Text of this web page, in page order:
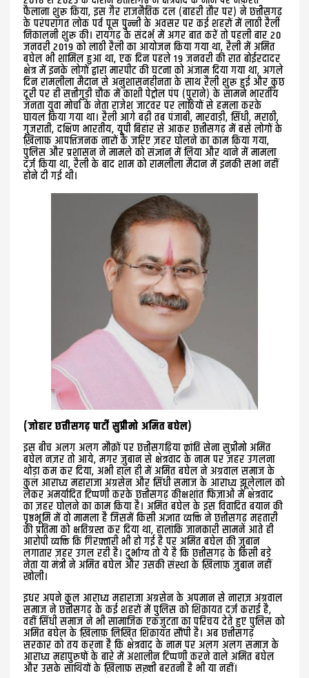
फैलाना शुरू किया, इस ग़ैर राजनैतिक दल (बाहरी तौर पर) ने छत्तीसगढ़
के परंपरागत लोक पर्व पूस पुन्नी के अवसर पर कई शहरों में लाठी रैली
निकालनी शुरू की। रायगढ़ के संदर्भ में अगर बात करें तो पहली बार 20
जनवरी 2019 को लाठी रैली का आयोजन किया गया था, रैली में अमित
बघेल भी शामिल हुआ था, एक दिन पहले 19 जनवरी की रात बोईरदादर
क्षेत्र में इनके लोगों द्वारा मारपीट की घटना को अंजाम दिया गया था, अगले
दिन रामलीला मैदान से अनुशासनहीनता के साथ रैली शुरू हुई और कुछ
दूरी पर ही सत्तीगुड़ी चौक में काशी पेट्रोल पंप (पुराने) के सामने भारतीय
जनता युवा मोर्चा के नेता राजेश जाटवर पर लाठियों से हमला करके
घायल किया गया था। रैली आगे बढ़ी तब पंजाबी, मारवाड़ी, सिंधी, मराठी,
गुजराती, दक्षिण भारतीय, यूपी बिहार से आकर छत्तीसगढ़ में बसे लोगों के
ख़िलाफ़ आपत्तिजनक नारों के जरिए ज़हर घोलने का काम किया गया,
पुलिस और प्रशासन ने मामले को संज्ञान में लिया और थाने में मामला
दर्ज़ किया था, रैली के बाद शाम को रामलीला मैदान में इनकी सभा नहीं
होने दी गई थी।
(जोहार छत्तीसगढ़ पार्टी सुप्रीमो अमित बघेल)
इस बीच अलग अलग मौक़ों पर छत्तीसगढ़िया क्रांति सेना सुप्रीमो अमित
बघेल नज़र तो आये, मगर ज़ुबान से क्षेत्रवाद के नाम पर ज़हर उगलना
थोड़ा कम कर दिया, अभी हाल ही में अमित बघेल ने अग्रवाल समाज के
कुल आराध्य महाराजा अग्रसेन और सिंधी समाज के आराध्य झूलेलाल को
लेकर अमर्यादित टिप्पणी करके छत्तीसगढ़ कीक्षशांत फिज़ाओं में क्षेत्रवाद
का ज़हर घोलने का काम किया है। अमित बघेल के इस विवादित बयान की
पृष्ठभूमि में वो मामला है जिसमें किसी अज्ञात व्यक्ति ने छत्तीसगढ़ महतारी
की प्रतिमा को क्षतिग्रस्त कर दिया था, हालांकि जानकारी सामने आते ही
आरोपी व्यक्ति कि गिरफ़्तारी भी हो गई है पर अमित बघेल की ज़ुबान
लगातार ज़हर उगल रही है। दुर्भाग्य तो ये है कि छत्तीसगढ़ के किसी बड़े
नेता या मंत्री ने अमित बघेल और उसकी संस्था के ख़िलाफ़ ज़ुबान नहीं
खोली।
इधर अपने कुल आराध्य महाराजा अग्रसेन के अपमान से नाराज़ अग्रवाल
समाज ने छत्तीसगढ़ के कई शहरों में पुलिस को शिक़ायत दर्ज़ कराई है,
वहीं सिंधी समाज ने भी सामाजिक एकजुटता का परिचय देते हुए पुलिस को
अमित बघेल के ख़िलाफ़ लिखित शिक़ायत सौंपी है। अब छत्तीसगढ़
सरकार को तय करना है कि क्षेत्रवाद के नाम पर अलग अलग समाज के
आराध्य महापुरुषों के बारे में अशालीन टिप्पणी करने वाले अमित बघेल
और उसके साथियों के ख़िलाफ़ सख़्ती बरतनी है भी या नहीं।